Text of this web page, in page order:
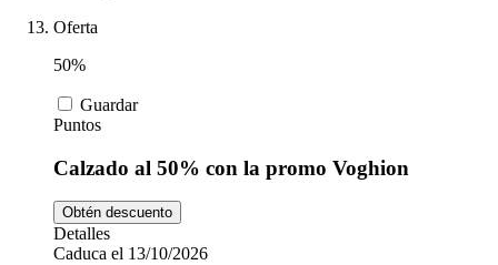
Oferta
50%
Guardar
Puntos
Calzado al 50% con la promo Voghion
Obtén descuento
Detalles
Caduca el 13/10/2026